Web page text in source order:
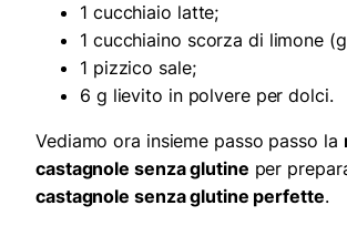
1 cucchiaio latte;
1 cucchiaino scorza di limone
1 pizzico sale;
6 g lievito in polvere per dolci.
Vediamo ora insieme passo passo la
castagnole senza glutine per
castagnole senza glutine perfette.